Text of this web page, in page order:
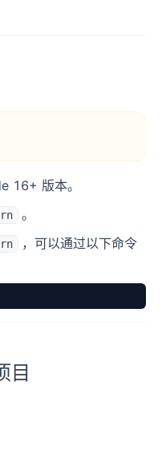
16+ 版本。
。
，可以通过以下命令
目